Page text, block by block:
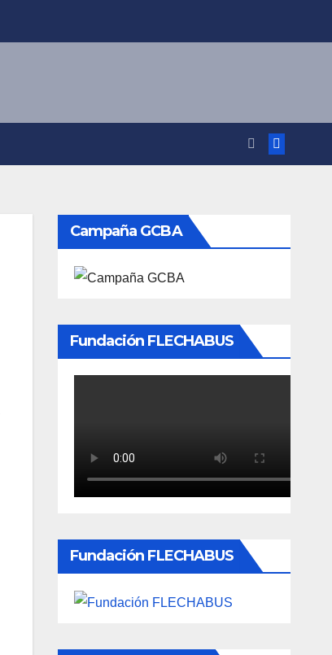
Campaña GCBA
Fundación FLECHABUS
Fundación FLECHABUS